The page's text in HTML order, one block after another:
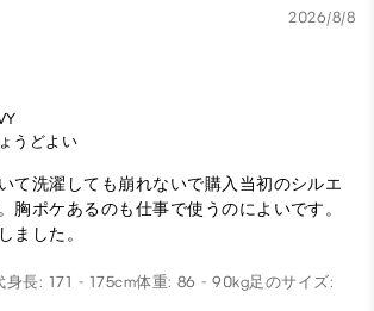
2026/8/8
うどよい
て洗濯しても崩れないで購入当初のシルエ
胸ポケあるのも仕事で使うのによいです。
ました。
身長: 171 - 175cm体重: 86 - 90kg足のサイズ: